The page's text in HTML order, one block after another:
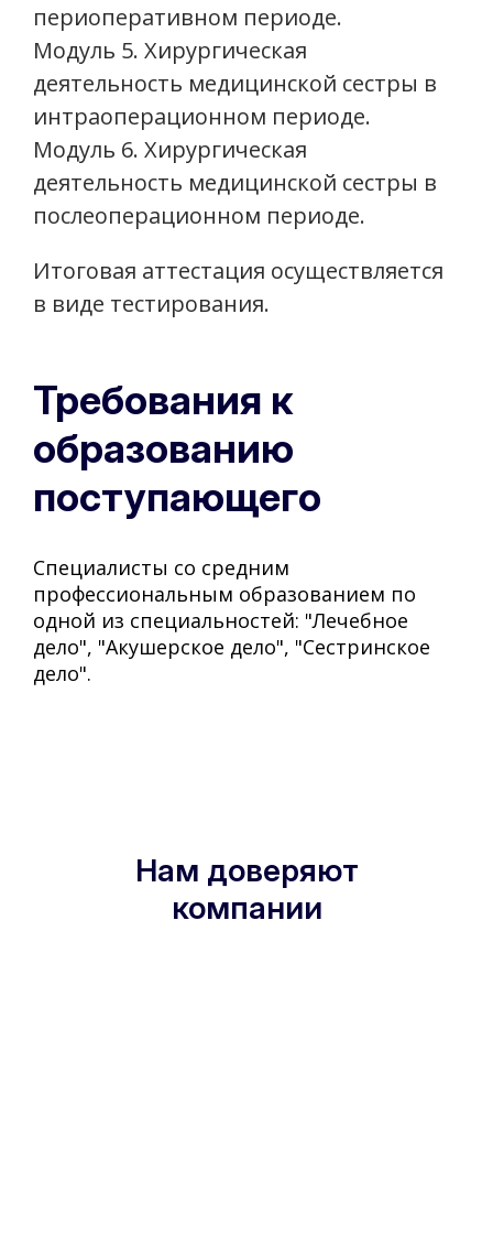
периоперативном периоде.
Модуль 5. Хирургическая
деятельность медицинской сестры в
интраоперационном периоде.
Модуль 6. Хирургическая
деятельность медицинской сестры в
послеоперационном периоде.
Итоговая аттестация осуществляется
в виде тестирования.
Требования к
образованию
поступающего
Специалисты со средним
профессиональным образованием по
одной из специальностей: "Лечебное
дело", "Акушерское дело", "Сестринское
дело".
Нам доверяют
компании